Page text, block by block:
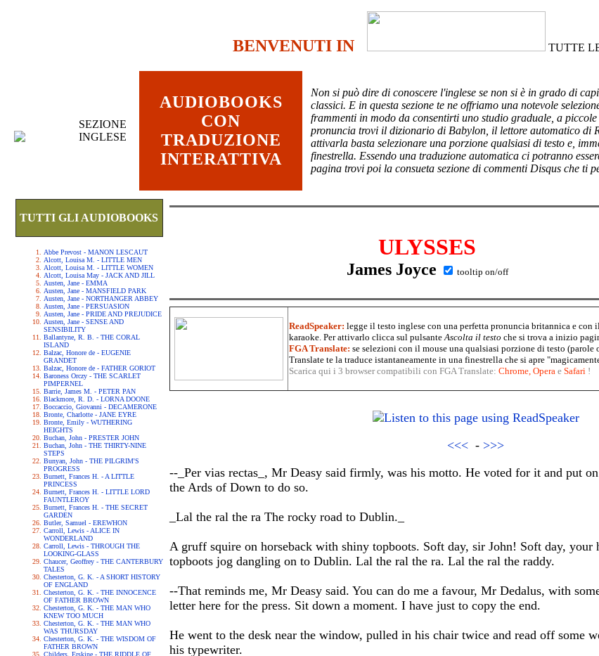
BENVENUTI IN TUTTE
SEZIONE
INGLESE
AUDIOBOOKS
CON
TRADUZIONE
INTERATTIVA
Non si può dire di conoscere l'inglese se non si è in grado di
classici. E in questa sezione te ne offriamo una notevole
frammenti in modo da consentirti uno studio graduale, a
pronuncia trovi il dizionario di Babylon, il lettore automatico di
attivarla basta selezionare una porzione qualsiasi di testo e,
finestrella. Essendo una traduzione automatica ci potranno
pagina trovi poi la consueta sezione di commenti Disqus che ti
TUTTI GLI AUDIOBOOKS
Abbe Prevost - MANON LESCAUT
Alcott, Louisa M. - LITTLE MEN
Alcott, Louisa M. - LITTLE WOMEN
Alcott, Louisa May - JACK AND JILL
Austen, Jane - EMMA
Austen, Jane - MANSFIELD PARK
Austen, Jane - NORTHANGER ABBEY
Austen, Jane - PERSUASION
Austen, Jane - PRIDE AND PREJUDICE
Austen, Jane - SENSE AND
SENSIBILITY
Ballantyne, R. B. - THE CORAL
ISLAND
Balzac, Honore de - EUGENIE
GRANDET
Balzac, Honore de - FATHER GORIOT
Baroness Orczy - THE SCARLET
PIMPERNEL
Barrie, James M. - PETER PAN
Blackmore, R. D. - LORNA DOONE
Boccaccio, Giovanni - DECAMERONE
Bronte, Charlotte - JANE EYRE
Bronte, Emily - WUTHERING
HEIGHTS
Buchan, John - PRESTER JOHN
Buchan, John - THE THIRTY-NINE
STEPS
Bunyan, John - THE PILGRIM'S
PROGRESS
Burnett, Frances H. - A LITTLE
PRINCESS
Burnett, Frances H. - LITTLE LORD
FAUNTLEROY
Burnett, Frances H. - THE SECRET
GARDEN
Butler, Samuel - EREWHON
Carroll, Lewis - ALICE IN
WONDERLAND
Carroll, Lewis - THROUGH THE
LOOKING-GLASS
Chaucer, Geoffrey - THE CANTERBURY
TALES
Chesterton, G. K. - A SHORT HISTORY
OF ENGLAND
Chesterton, G. K. - THE INNOCENCE
OF FATHER BROWN
Chesterton, G. K. - THE MAN WHO
KNEW TOO MUCH
Chesterton, G. K. - THE MAN WHO
WAS THURSDAY
Chesterton, G. K. - THE WISDOM OF
FATHER BROWN
Childers, Erskine - THE RIDDLE OF
ULYSSES
James Joyce tooltip on/off
ReadSpeaker: legge il testo inglese con una perfetta pronuncia britannica e con
karaoke. Per attivarlo clicca sul pulsanteAscolta il testo che si trova a inizio
FGA Translate: se selezioni con il mouse una qualsiasi porzione di testo (parole
Translate te la traduce istantaneamente in una finestrella che si apre
Scarica qui i 3 browser compatibili con FGA Translate: Chrome, Operae Safari !
<<< - >>>
--_Per vias rectas_, Mr Deasy said firmly, was his motto. He voted for it and put
the Ards of Down to do so.
_Lal the ral the ra The rocky road to Dublin._
A gruff squire on horseback with shiny topboots. Soft day, sir John! Soft day,
topboots jog dangling on to Dublin. Lal the ral the ra. Lal the ral the raddy.
--That reminds me, Mr Deasy said. You can do me a favour, Mr Dedalus, with
letter here for the press. Sit down a moment. I have just to copy the end.
He went to the desk near the window, pulled in his chair twice and read off some
his typewriter.